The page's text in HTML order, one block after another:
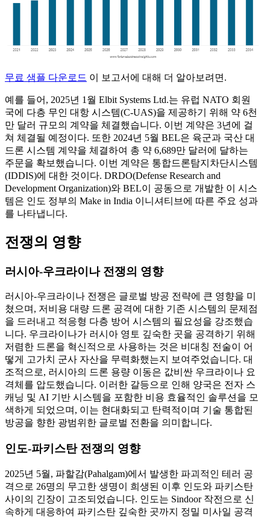
무료 샘플 다운로드 이 보고서에 대해 더 알아보려면.
예를 들어, 2025년 1월 Elbit Systems Ltd.는 유럽 NATO 회원
국에 다층 무인 대항 시스템(C-UAS)을 제공하기 위해 약 6천
만 달러 규모의 계약을 체결했습니다. 이번 계약은 3년에 걸
쳐 체결될 예정이다. 또한 2024년 5월 BEL은 육군과 국산 대
드론 시스템 계약을 체결하여 총 약 6,689만 달러에 달하는
주문을 확보했습니다. 이번 계약은 통합드론탐지차단시스템
(IDDIS)에 대한 것이다. DRDO(Defense Research and
Development Organization)와 BEL이 공동으로 개발한 이 시스
템은 인도 정부의 Make in India 이니셔티브에 따른 주요 성과
를 나타냅니다.
전쟁의 영향
러시아-우크라이나 전쟁의 영향
러시아-우크라이나 전쟁은 글로벌 방공 전략에 큰 영향을 미
쳤으며, 저비용 대량 드론 공격에 대한 기존 시스템의 문제점
을 드러내고 적응형 다층 방어 시스템의 필요성을 강조했습
니다. 우크라이나가 러시아 영토 깊숙한 곳을 공격하기 위해
저렴한 드론을 혁신적으로 사용하는 것은 비대칭 전술이 어
떻게 고가치 군사 자산을 무력화했는지 보여주었습니다. 대
조적으로, 러시아의 드론 용량 이동은 값비싼 우크라이나 요
격체를 압도했습니다. 이러한 갈등으로 인해 양국은 전자 스
캐닝 및 AI 기반 시스템을 포함한 비용 효율적인 솔루션을 모
색하게 되었으며, 이는 현대화되고 탄력적이며 기술 통합된
방공을 향한 광범위한 글로벌 전환을 의미합니다.
인도-파키스탄 전쟁의 영향
2025년 5월, 파할감(Pahalgam)에서 발생한 파괴적인 테러 공
격으로 26명의 무고한 생명이 희생된 이후 인도와 파키스탄
사이의 긴장이 고조되었습니다. 인도는 Sindoor 작전으로 신
속하게 대응하여 파키스탄 깊숙한 곳까지 정밀 미사일 공격